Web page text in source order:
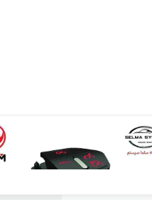
کروز کنترل و لیمیتر فابریک H30 کراس
۲۰,۵۰۰,۰۰۰ تومان ۲۰,۱۹۰,۰۰۰ تومان